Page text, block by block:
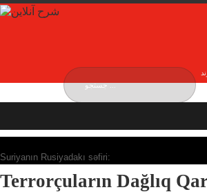
Suriyanın Rusiyadakı səfiri:
Terrorçuların Dağlıq